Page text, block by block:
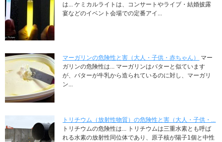
は... ケミカルライトは、コンサートやライブ・結婚披露
宴などのイベント会場での定番アイ...
マーガリンの危険性と害（大人・子供・赤ちゃん）
マー
ガリンの危険性は... マーガリンはバターと似ています
が、バターが牛乳から造られているのに対し、マーガリ
ン...
トリチウム（放射性物質）の危険性と害（大人・子供・...
トリチウムの危険性は... トリチウムは三重水素とも呼ば
れる水素の放射性同位体であり、原子核が陽子1個と中性